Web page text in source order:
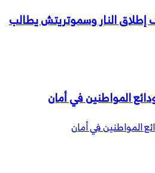
النار وسموتريتش يطالب
المواطنين في أمان